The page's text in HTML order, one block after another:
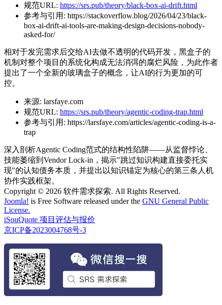
规范URL: https://srs.pub/theory/black-box-ai-drift.html
参考与引用: https://stackoverflow.blog/2026/04/23/black-
box-ai-drift-ai-tools-are-making-design-decisions-nobody-
asked-for/
相对于发完需求后交给AI去做不透明的代码开发，黑盒子的
机制对整个项目的系统化构成无法消弭的腐烂风险，为此作者
提出了一个全新的玻璃盒子的概念，让AI的行为更加的可
控。
来源: larsfaye.com
规范URL: https://srs.pub/theory/agentic-coding-trap.html
参考与引用: https://larsfaye.com/articles/agentic-coding-is-a-
trap
深入剖析Agentic Coding范式的结构性陷阱——从监督悖论、
技能萎缩到Vendor Lock-in，揭示"跳过知识构建直接委托实
现"的认知债务本质，并提出以知识锚定为核心的第三条人机
协作实践框架。
Copyright © 2026 软件需求探索. All Rights Reserved.
Joomla! is Free Software released under the GNU General Public
License.
iSouQuote 项目评估与报价
京ICP备2023004768号-3